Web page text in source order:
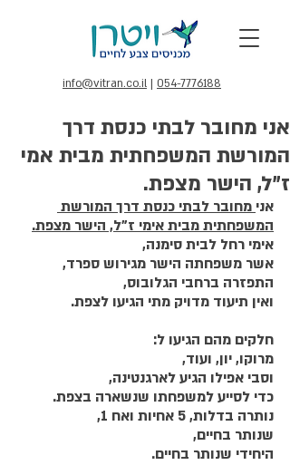
info@vitran.co.il | 054-7776188
אני מחובר לבתי כנסת דרך
המורשת המשפחתית מבית אמי
ז"ל, הישר מצפת.
אני מחובר לבתי כנסת דרך המורשת
המשפחתית מבית אימי ז"ל, הישר מצפת.
אימי רחל לבית סימנה,
אשר משפחתה הישר מגירוש ספרד,
התפזרה ברחבי הגלובוס,
ואין תיעוד מדויק מתי הגיעו לצפת.
חלקים מהם הגיעו ל:
מרוקו, יון, ועוד,
וסבי אפילו הגיע לארגנטינה,
כדי לסייע למשפחתו שנשארה בצפת.
נותרה בדלות, 5 אחיות ואח 1,
שנותר בחיים,
היחידי שנותר בחיים.